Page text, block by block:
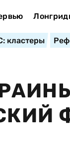
кластеры